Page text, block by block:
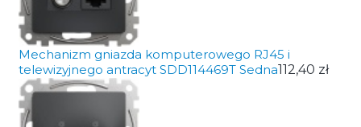
Mechanizm gniazda komputerowego RJ45 i
telewizyjnego antracyt SDD114469T Sedna112,40 zł